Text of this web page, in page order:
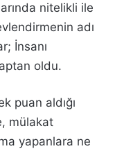
nitelikli ile
adı
İnsanı
oldu.
puan aldığı
mülakat
yapanlara ne